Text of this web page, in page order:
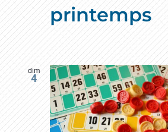
printemps
dim
4